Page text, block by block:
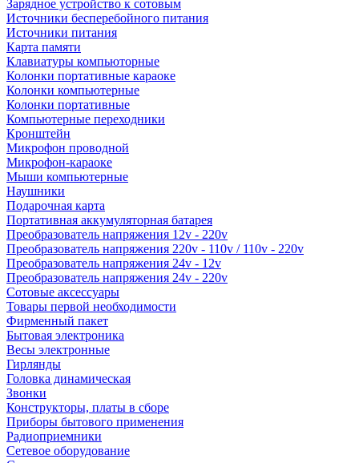
Зарядное устройство к сотовым
Источники бесперебойного питания
Источники питания
Карта памяти
Клавиатуры компьюторные
Колонки портативные караоке
Колонки компьютерные
Колонки портативные
Компьютерные переходники
Кронштейн
Микрофон проводной
Микрофон-караоке
Мыши компьютерные
Наушники
Подарочная карта
Портативная аккумуляторная батарея
Преобразователь напряжения 12v - 220v
Преобразователь напряжения 220v - 110v / 110v - 220v
Преобразователь напряжения 24v - 12v
Преобразователь напряжения 24v - 220v
Сотовые аксессуары
Товары первой необходимости
Фирменный пакет
Бытовая электроника
Весы электронные
Гирлянды
Головка динамическая
Звонки
Конструкторы, платы в сборе
Приборы бытового применения
Радиоприемники
Сетевое оборудование